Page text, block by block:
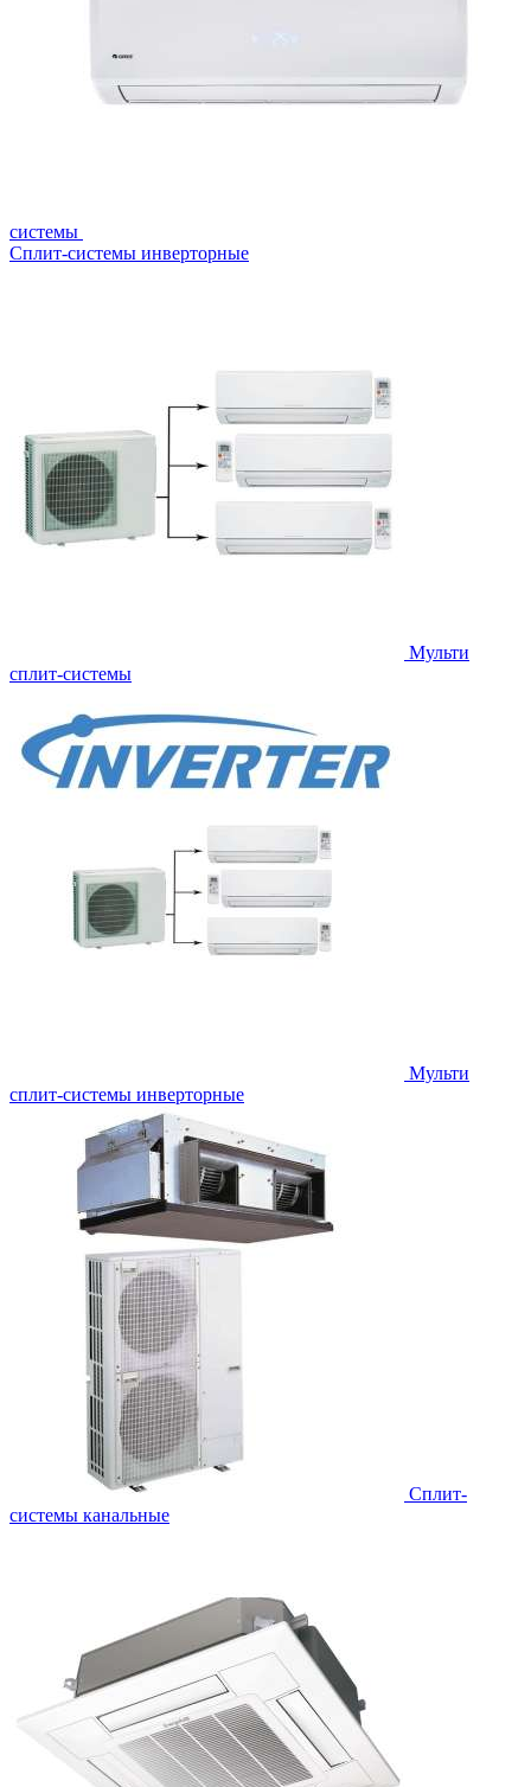
системы
Сплит-системы инверторные
Мульти
сплит-системы
Мульти
сплит-системы инверторные
Сплит-
системы канальные